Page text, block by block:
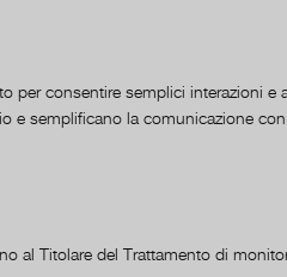
per consentire semplici interazioni e
e semplificano la comunicazione con
al Titolare del Trattamento di